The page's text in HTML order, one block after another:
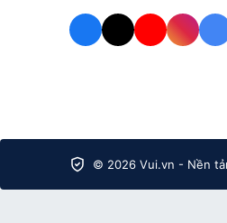
© 2026 Vui.vn - Nền